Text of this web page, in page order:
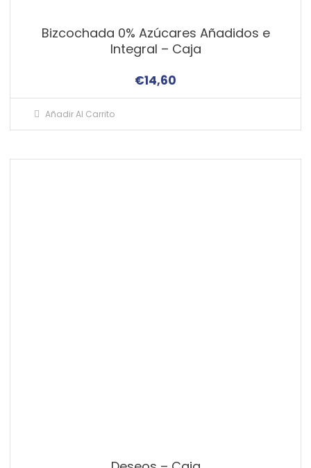
Bizcochada 0% Azúcares Añadidos e
Integral – Caja
€14,60
Añadir Al Carrito